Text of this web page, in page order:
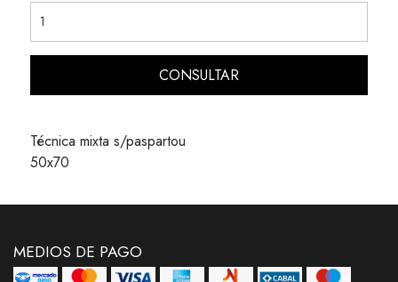
CONSULTAR
Técnica mixta s/paspartou
50x70
MEDIOS DE PAGO